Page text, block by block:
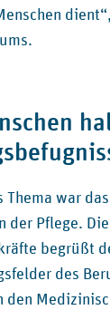
war
der Pflege.
begrüßt
des
den